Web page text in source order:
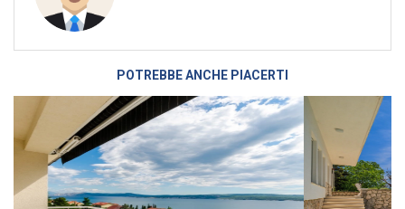
POTREBBE ANCHE PIACERTI